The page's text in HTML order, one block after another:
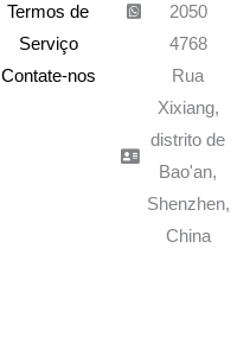
Termos de
Serviço
Contate-nos
2050
4768
Rua
Xixiang,
distrito de
Bao'an,
Shenzhen,
China